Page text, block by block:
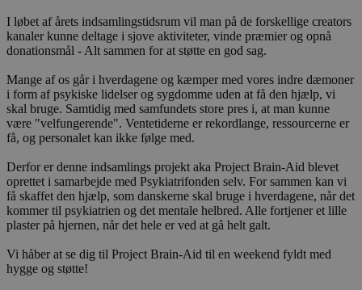
I løbet af årets indsamlingstidsrum vil man på de forskellige creators
kanaler kunne deltage i sjove aktiviteter, vinde præmier og opnå
donationsmål - Alt sammen for at støtte en god sag.
Mange af os går i hverdagene og kæmper med vores indre dæmoner
i form af psykiske lidelser og sygdomme uden at få den hjælp, vi
skal bruge. Samtidig med samfundets store pres i, at man kunne
være "velfungerende". Ventetiderne er rekordlange, ressourcerne er
få, og personalet kan ikke følge med.
Derfor er denne indsamlings projekt aka Project Brain-Aid blevet
oprettet i samarbejde med Psykiatrifonden selv. For sammen kan vi
få skaffet den hjælp, som danskerne skal bruge i hverdagene, når det
kommer til psykiatrien og det mentale helbred. Alle fortjener et lille
plaster på hjernen, når det hele er ved at gå helt galt.
Vi håber at se dig til Project Brain-Aid til en weekend fyldt med
hygge og støtte!